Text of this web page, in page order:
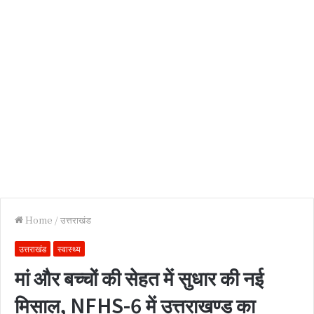
Home /उत्तराखंड
उत्तराखंड स्वास्थ्य
मां और बच्चों की सेहत में सुधार की नई
मिसाल, NFHS-6 में उत्तराखण्ड का